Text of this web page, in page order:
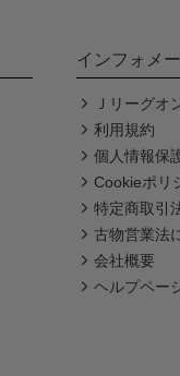
インフォメ
Ｊリーグオ
利用規約
個人情報保
Cookieポリ
特定商取引
古物営業法
会社概要
ヘルプペー